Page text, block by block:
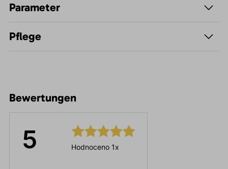
Parameter
Pflege
Bewertungen
5 Hodnoceno 1x